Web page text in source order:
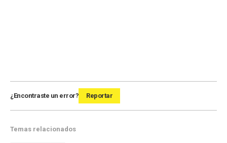
¿Encontraste un error? Reportar
Temas relacionados